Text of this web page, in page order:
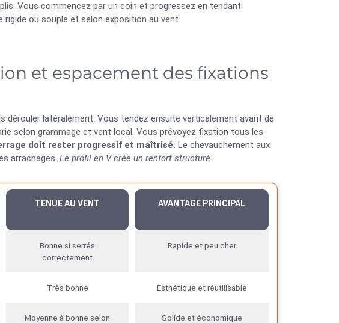
Vous commencez par un coin et progressez en tendant
rigide ou souple et selon exposition au vent.
et espacement des fixations
dérouler latéralement. Vous tendez ensuite verticalement avant de
selon grammage et vent local. Vous prévoyez fixation tous les
doit rester progressif et maîtrisé. Le chevauchement aux
arrachages. Le profil en V crée un renfort structuré.
TENUE AU VENT AVANTAGE PRINCIPAL
Bonne si serrés
correctement
Rapide et peu cher
Très bonne Esthétique et réutilisable
Moyenne à bonne selon
Solide et économique